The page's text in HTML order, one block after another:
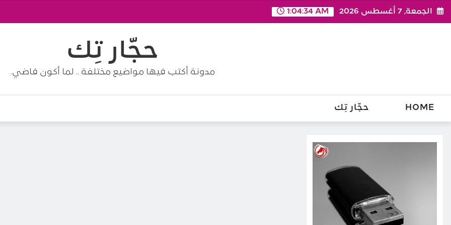
Skip
الجمعة, 7 أغسطس 2026 1:04:35 AM
حجّار تِك
مدونة أكتب فيها مواضيع مختلفة .. لما أكون فاضي.
HOME حجّار تِك